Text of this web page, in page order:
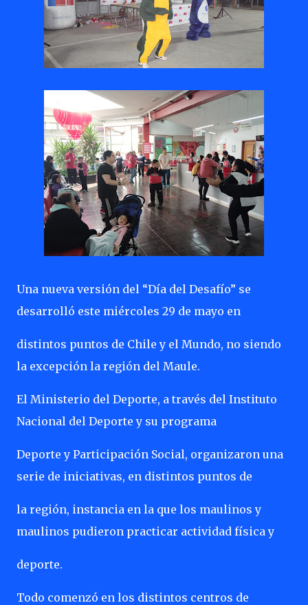
Una nueva versión del “Día del Desafío” se
desarrolló este miércoles 29 de mayo en
distintos puntos de Chile y el Mundo, no siendo
la excepción la región del Maule.
El Ministerio del Deporte, a través del Instituto
Nacional del Deporte y su programa
Deporte y Participación Social, organizaron una
serie de iniciativas, en distintos puntos de
la región, instancia en la que los maulinos y
maulinos pudieron practicar actividad física y
deporte.
Todo comenzó en los distintos centros de